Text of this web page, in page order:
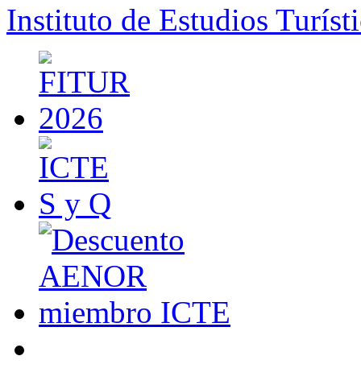
Instituto de Estudios